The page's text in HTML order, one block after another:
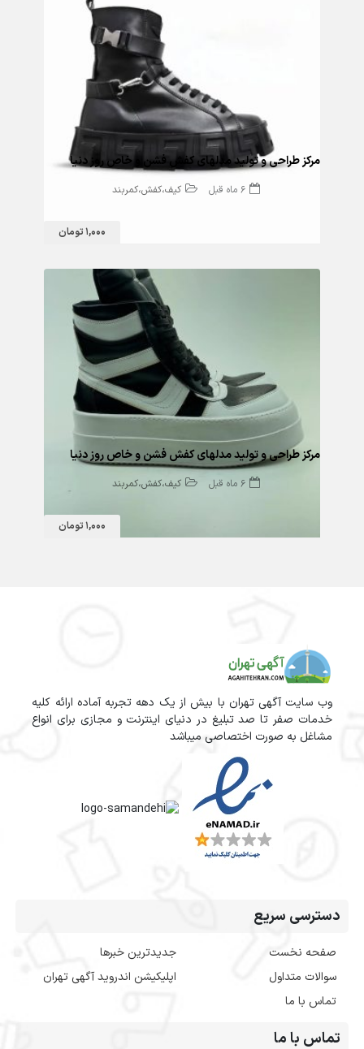
1,000 تومان
مرکز طراحی و تولید مدلهای کفش فشن و خاص روز دنیا
6 ماه قبل کیف،کفش،کمربند
1,000 تومان
مرکز طراحی و تولید مدلهای کفش فشن و خاص روز دنیا
6 ماه قبل کیف،کفش،کمربند
وب سایت آگهی تهران با بیش از یک دهه تجربه آماده ارائه کلیه
خدمات صفر تا صد تبلیغ در دنیای اینترنت و مجازی برای انواع
مشاغل به صورت اختصاصی میباشد
دسترسی سریع
صفحه نخست
سوالات متداول
تماس با ما
جدیدترین خبرها
اپلیکیشن اندروید آگهی تهران
تماس با ما